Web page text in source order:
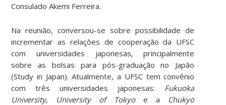
Consulado Akemi Ferreira.
Na reunião, conversou-se sobre possibilidade de
incrementar as relações de cooperação da UFSC
com universidades japonesas, principalmente
sobre as bolsas para pós-graduação no Japão
(Study in Japan). Atualmente, a UFSC tem convênio
com três universidades japonesas: Fukuoka
University, University of Tokyoe a Chukyo